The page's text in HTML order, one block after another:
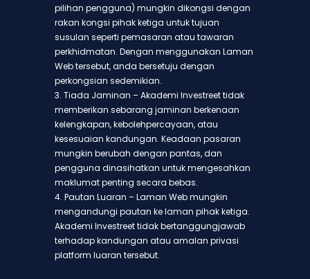
pilihan pengguna) mungkin dikongsi dengan
rakan kongsi pihak ketiga untuk tujuan
susulan seperti pemasaran atau tawaran
perkhidmatan. Dengan menggunakan Laman
Web tersebut, anda bersetuju dengan
perkongsian sedemikian.
3. Tiada Jaminan – Akademi Investreet tidak
memberikan sebarang jaminan berkenaan
kelengkapan, kebolehpercayaan, atau
kesesuaian kandungan. Keadaan pasaran
mungkin berubah dengan pantas, dan
pengguna dinasihatkan untuk mengesahkan
maklumat penting secara bebas.
4. Pautan Luaran – Laman Web mungkin
mengandungi pautan ke laman pihak ketiga.
Akademi Investreet tidak bertanggungjawab
terhadap kandungan atau amalan privasi
platform luaran tersebut.